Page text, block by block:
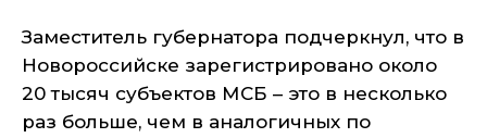
Заместитель губернатора подчеркнул, что в
Новороссийске зарегистрировано около
20 тысяч субъектов МСБ – это в несколько
раз больше, чем в аналогичных по